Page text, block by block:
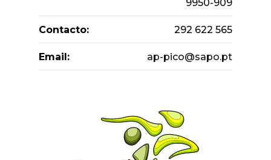
9950-909
Contacto: 292 622 565
Email: ap-pico@sapo.pt